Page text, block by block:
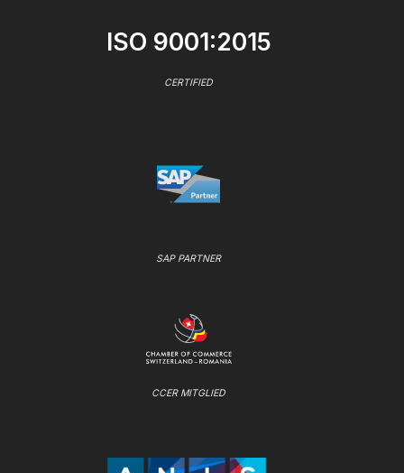
ISO 9001:2015
CERTIFIED
SAP PARTNER
CCER MITGLIED